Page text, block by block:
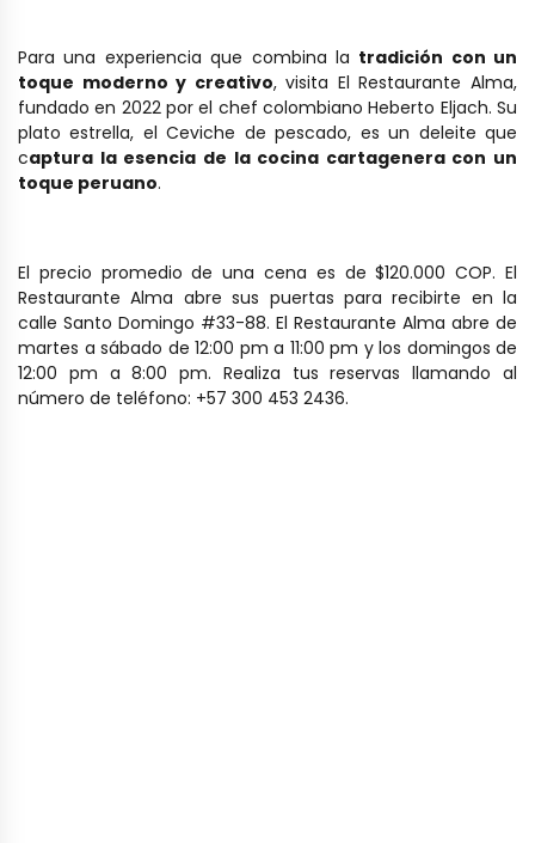
Para una experiencia que combina la tradición con un
toque moderno y creativo, visita El Restaurante Alma,
fundado en 2022 por el chef colombiano Heberto Eljach. Su
plato estrella, el Ceviche de pescado, es un deleite que
captura la esencia de la cocina cartagenera con un
toque peruano.
El precio promedio de una cena es de $120.000 COP. El
Restaurante Alma abre sus puertas para recibirte en la
calle Santo Domingo #33-88. El Restaurante Alma abre de
martes a sábado de 12:00 pm a 11:00 pm y los domingos de
12:00 pm a 8:00 pm. Realiza tus reservas llamando al
número de teléfono: +57 300 453 2436.